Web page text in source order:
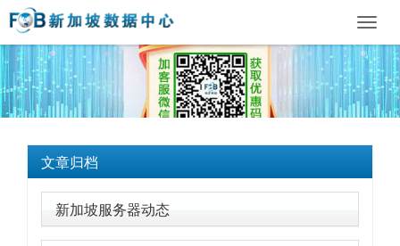
文章归档
新加坡服务器动态